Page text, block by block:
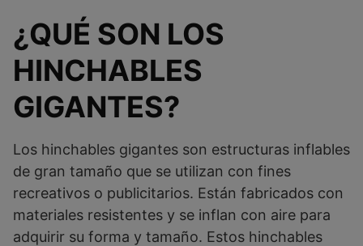
¿QUÉ SON LOS
HINCHABLES
GIGANTES?
Los hinchables gigantes son estructuras inflables
de gran tamaño que se utilizan con fines
recreativos o publicitarios. Están fabricados con
materiales resistentes y se inflan con aire para
adquirir su forma y tamaño. Estos hinchables